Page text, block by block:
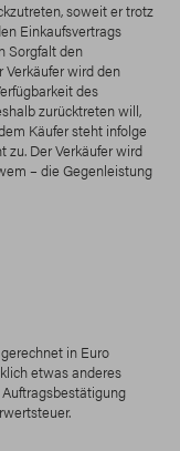
soweit er trotz
Einkaufsvertrags
Sorgfalt den
Verkäufer wird den
des
zurücktreten will,
Käufer steht infolge
zu. Der Verkäufer wird
– die Gegenleistung
in Euro
etwas anderes